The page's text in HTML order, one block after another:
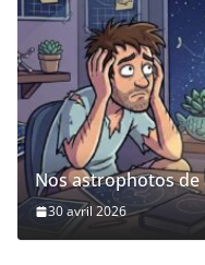
Nos astrophotos de
30 avril 2026